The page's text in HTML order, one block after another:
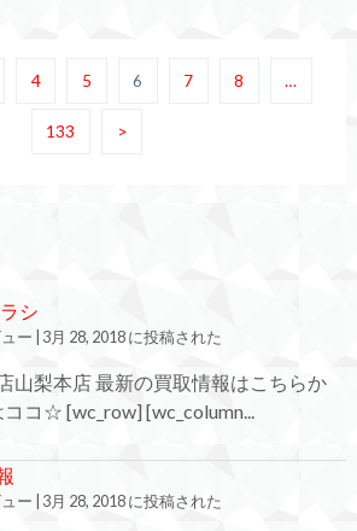
4 5 6 7 8 …
133 >
シ
ー 3月 28, 2018 に投稿された
山梨本店 最新の買取情報はこちらか
コ☆ [wc_row] [wc_column...
ー 3月 28, 2018 に投稿された